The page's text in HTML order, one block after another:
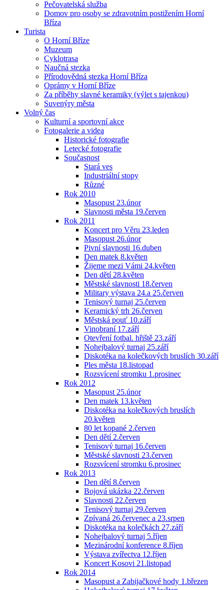
Pečovatelská služba
Domov pro osoby se zdravotním postižením Horní
Bříza
Turista
O Horní Bříze
Muzeum
Cyklotrasa
Naučná stezka
Přírodovědná stezka Horní Bříza
Oprámy v Horní Bříze
Za příběhy slavné keramiky (výlet s tajenkou)
Suvenýry města
Volný čas
Kulturní a sportovní akce
Fotogalerie a videa
Historické fotografie
Letecké fotografie
Současnost
Stará ves
Industriální stopy
Různé
Rok 2010
Masopust 23.únor
Slavnosti města 19.červen
Rok 2011
Koncert pro Věru 23.leden
Masopust 26.únor
Pivní slavnosti 16.duben
Den matek 8.květen
Žijeme mezi Vámi 24.květen
Den dětí 28.květen
Městské slavnosti 18.červen
Military výstava 24.a 25.červen
Tenisový turnaj 25.červen
Keramický trh 26.červen
Městská pouť 10.září
Vinobraní 17.září
Otevření fotbal. hřiště 23.září
Nohejbalový turnaj 25.září
Diskotéka na kolečkových bruslích 30.září
Ples města 18.listopad
Rozsvícení stromku 1.prosinec
Rok 2012
Masopust 25.únor
Den matek 13.květen
Diskotéka na kolečkových bruslích
20.květen
80 let kopané 2.červen
Den dětí 2.červen
Tenisový turnaj 16.červen
Městské slavnosti 23.červen
Rozsvícení stromku 6.prosinec
Rok 2013
Den dětí 8.červen
Bojová ukázka 22.červen
Slavnosti 22.červen
Tenisový turnaj 29.červen
Zpívaná 26.červenec a 23.srpen
Diskotéka na kolečkách 27.září
Nohejbalový turnaj 5.říjen
Mezinárodní konference 8.říjen
Výstava zvířectva 12.říjen
Koncert Kosovi 21.listopad
Rok 2014
Masopust a Zabijačkové hody 1.březen